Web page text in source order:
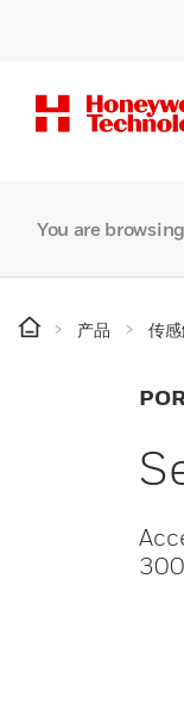
You are
产品 传